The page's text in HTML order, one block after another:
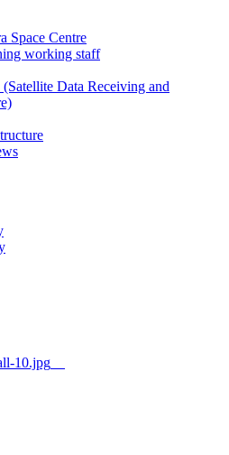
Space Centre
working staff
(Satellite Data Receiving and